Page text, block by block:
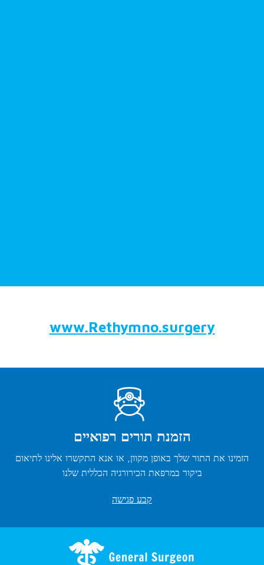
www.Rethymno.surgery
הזמנת תורים רפואיים
הזמינו את התור שלך באופן מקוון, או אנא התקשרו אלינו לתיאום
ביקור במרפאת הכירורגיה הכללית שלנו
קבע פגישה